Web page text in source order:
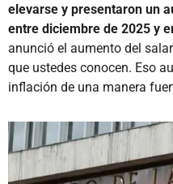
elevarse y presentaron un
entre diciembre de 2025 y
anunció el aumento del
que ustedes conocen. Eso
inflación de una manera